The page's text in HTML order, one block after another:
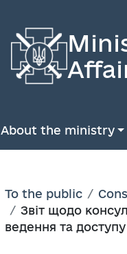
About the ministry
To the public
Звіт щодо
ведення та